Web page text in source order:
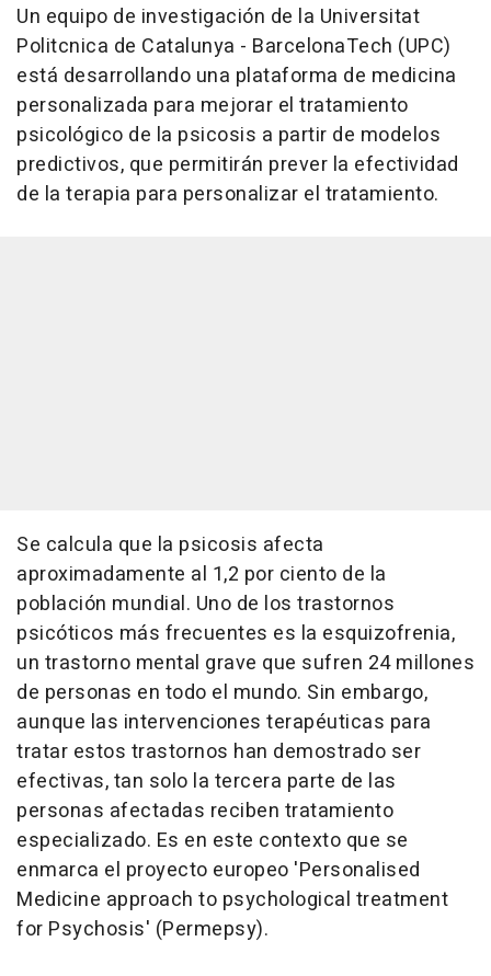
Un equipo de investigación de la Universitat
Politcnica de Catalunya - BarcelonaTech (UPC)
está desarrollando una plataforma de medicina
personalizada para mejorar el tratamiento
psicológico de la psicosis a partir de modelos
predictivos, que permitirán prever la efectividad
de la terapia para personalizar el tratamiento.
Se calcula que la psicosis afecta
aproximadamente al 1,2 por ciento de la
población mundial. Uno de los trastornos
psicóticos más frecuentes es la esquizofrenia,
un trastorno mental grave que sufren 24 millones
de personas en todo el mundo. Sin embargo,
aunque las intervenciones terapéuticas para
tratar estos trastornos han demostrado ser
efectivas, tan solo la tercera parte de las
personas afectadas reciben tratamiento
especializado. Es en este contexto que se
enmarca el proyecto europeo 'Personalised
Medicine approach to psychological treatment
for Psychosis' (Permepsy).